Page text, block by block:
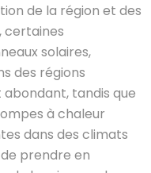
de la région et des
certaines
solaires,
des régions
tandis que
à chaleur
dans des climats
prendre en